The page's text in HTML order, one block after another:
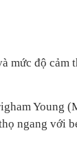
mức độ
Young
ngang với